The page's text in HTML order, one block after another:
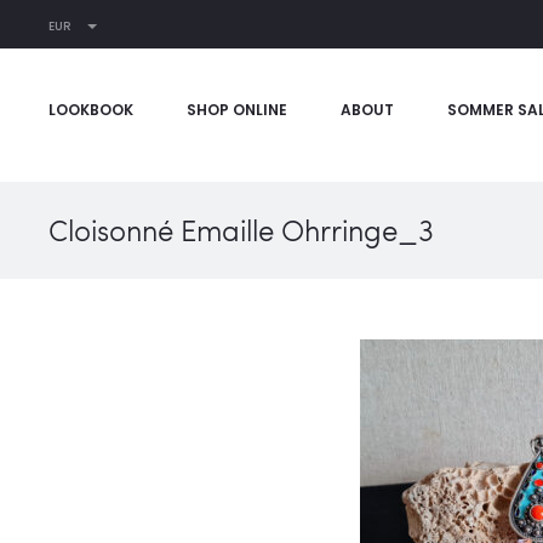
EUR
LOOKBOOK SHOP ONLINE ABOUT SOMMER
Cloisonné Emaille Ohrringe_3